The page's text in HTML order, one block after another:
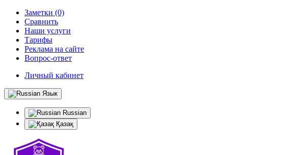
Заметки (0)
Сравнить
Наши услуги
Тарифы
Реклама на сайте
Вопрос-ответ
Личный кабинет
Язык
Russian
Қазақ